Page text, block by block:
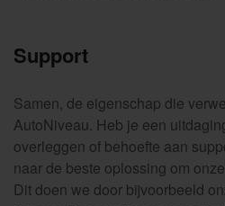
Support
Samen, de eigenschap die
AutoNiveau. Heb je een
overleggen of behoefte aan
naar de beste oplossing om
Dit doen we door bijvoorbeeld